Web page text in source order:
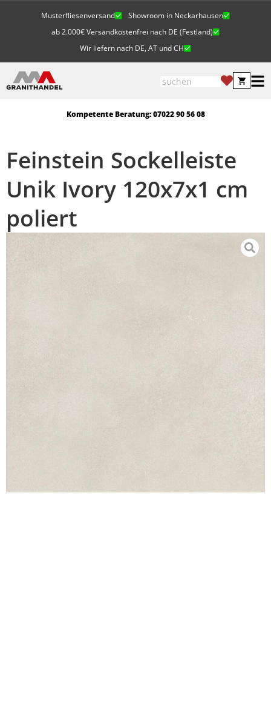
Musterfliesenversand
Showroom in Neckarhausen
ab 2.000€ Versandkostenfrei nach DE (Festland)
Wir liefern nach DE, AT und CH
Kompetente Beratung: 07022 90 56 08
Feinstein Sockelleiste
Unik Ivory 120x7x1 cm
poliert